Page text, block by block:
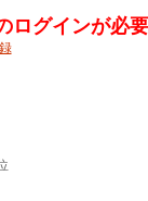
ログインが必